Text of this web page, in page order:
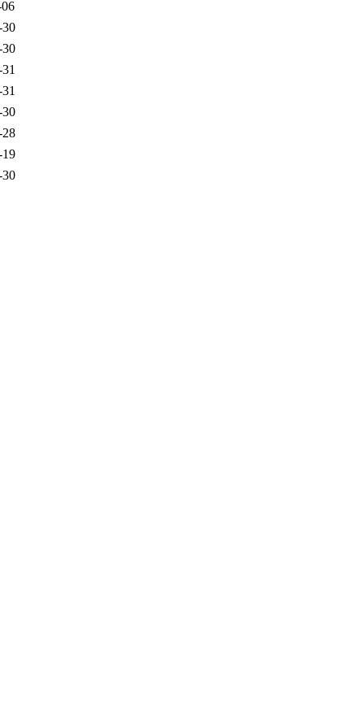
30
30
30
28
19
30